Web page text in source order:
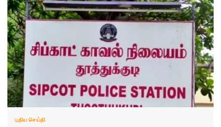
புதிய செய்தி